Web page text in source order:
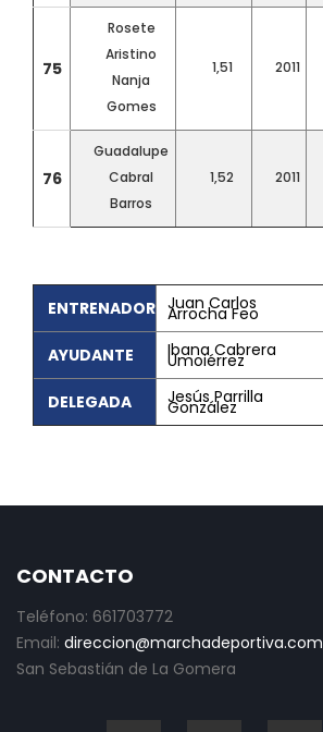
75
Rosete
Aristino
Nanja
Gomes
1,51 2011
76
Guadalupe
Cabral
Barros
1,52 2011
ENTRENADOR Juan Carlos
Arrocha Feo
AYUDANTE
Ibana Cabrera
Umoiérrez
DELEGADA
Jesús Parrilla
González
CONTACTO
Teléfono: 661703772
Email: direccion@marchadeportiva.com
San Sebastián de La Gomera